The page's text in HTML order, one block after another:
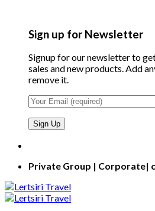
Sign up for Newsletter
Signup for our newsletter to
sales and new products. Add
remove it.
Private Group | Corporate|